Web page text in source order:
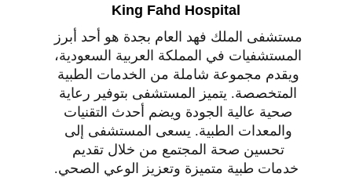
مستشفى الملك فهد العام بجدة هو أحد أبرز
المستشفيات في المملكة العربية السعودية،
ويقدم مجموعة شاملة من الخدمات الطبية
المتخصصة. يتميز المستشفى بتوفير رعاية
صحية عالية الجودة ويضم أحدث التقنيات
والمعدات الطبية. يسعى المستشفى إلى
تحسين صحة المجتمع من خلال تقديم
خدمات طبية متميزة وتعزيز الوعي الصحي.
King Fahd Hospital